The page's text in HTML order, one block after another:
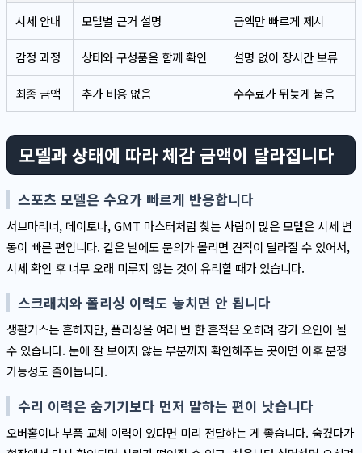
시세 안내 모델별 근거 설명 금액만 빠르게 제시
감정 과정 상태와 구성품을 함께 확인 설명 없이 장시간 보류
최종 금액 추가 비용 없음 수수료가 뒤늦게 붙음
모델과 상태에 따라 체감 금액이 달라집니다
스포츠 모델은 수요가 빠르게 반응합니다
서브마리너, 데이토나, GMT 마스터처럼 찾는 사람이 많은 모델은 시세 변
동이 빠른 편입니다. 같은 날에도 문의가 몰리면 견적이 달라질 수 있어서,
시세 확인 후 너무 오래 미루지 않는 것이 유리할 때가 있습니다.
스크래치와 폴리싱 이력도 놓치면 안 됩니다
생활기스는 흔하지만, 폴리싱을 여러 번 한 흔적은 오히려 감가 요인이 될
수 있습니다. 눈에 잘 보이지 않는 부분까지 확인해주는 곳이면 이후 분쟁
가능성도 줄어듭니다.
수리 이력은 숨기기보다 먼저 말하는 편이 낫습니다
오버홀이나 부품 교체 이력이 있다면 미리 전달하는 게 좋습니다. 숨겼다가